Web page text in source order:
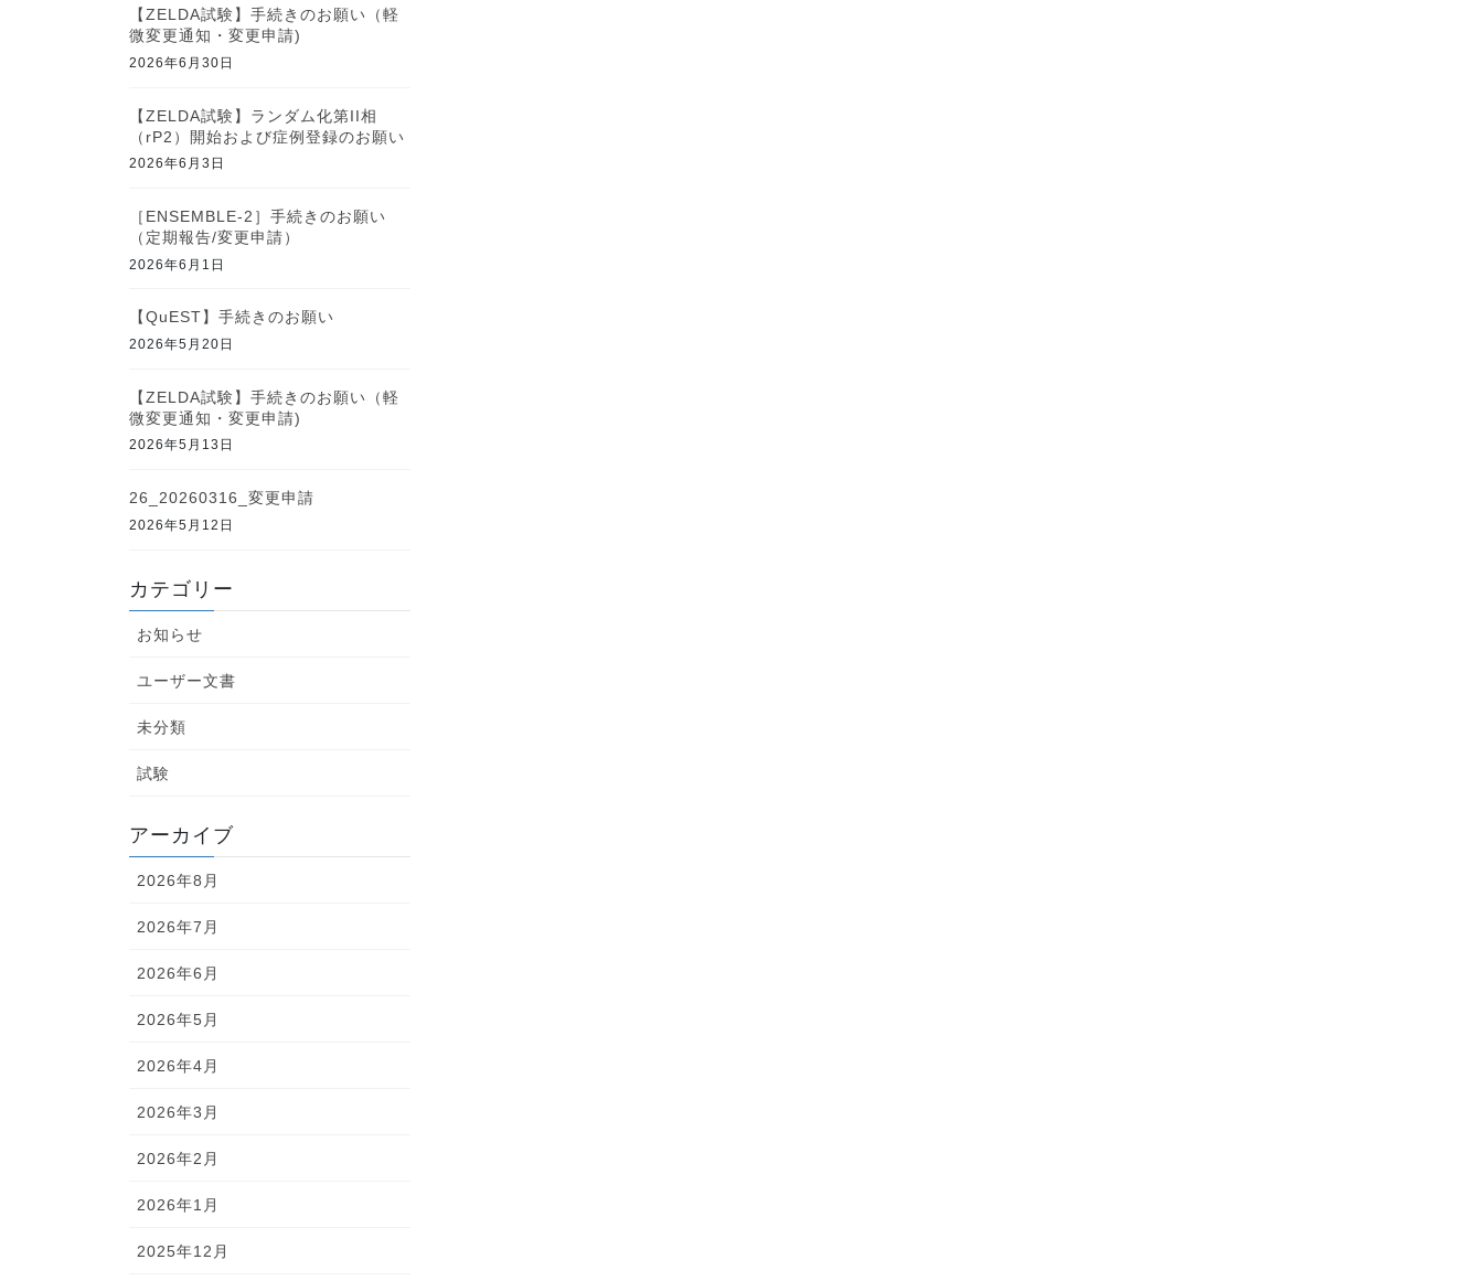
【ZELDA試験】手続きのお願い（軽
微変更通知・変更申請)
2026年6月30日
【ZELDA試験】ランダム化第II相
（rP2）開始および症例登録のお願い
2026年6月3日
［ENSEMBLE-2］手続きのお願い
（定期報告/変更申請）
2026年6月1日
【QuEST】手続きのお願い
2026年5月20日
【ZELDA試験】手続きのお願い（軽
微変更通知・変更申請)
2026年5月13日
26_20260316_変更申請
2026年5月12日
カテゴリー
お知らせ
ユーザー文書
未分類
試験
アーカイブ
2026年8月
2026年7月
2026年6月
2026年5月
2026年4月
2026年3月
2026年2月
2026年1月
2025年12月